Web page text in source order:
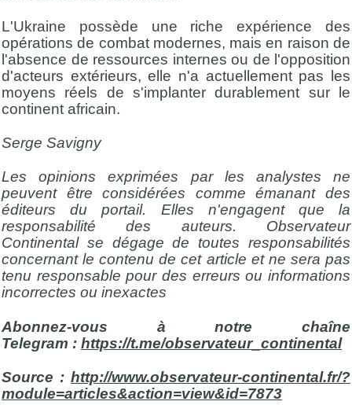
L'Ukraine possède une riche expérience des
opérations de combat modernes, mais en raison de
l'absence de ressources internes ou de l'opposition
d'acteurs extérieurs, elle n'a actuellement pas les
moyens réels de s'implanter durablement sur le
continent africain.
Serge Savigny
Les opinions exprimées par les analystes ne
peuvent être considérées comme émanant des
éditeurs du portail. Elles n'engagent que la
responsabilité des auteurs. Observateur
Continental se dégage de toutes responsabilités
concernant le contenu de cet article et ne sera pas
tenu responsable pour des erreurs ou informations
incorrectes ou inexactes
Abonnez-vous à notre chaîne
Telegram : https://t.me/observateur_continental
Source : http://www.observateur-continental.fr/?
module=articles&action=view&id=7873